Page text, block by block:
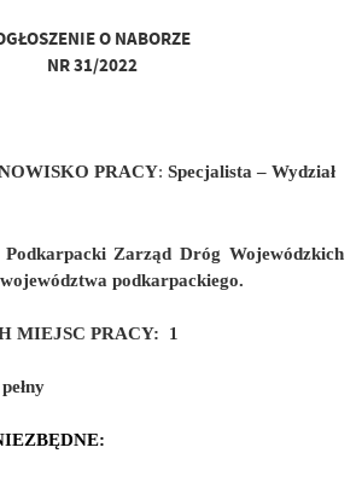
O NABORZE
NR 31/2022
PRACY: Specjalista – Wydział
Podkarpacki Zarząd Dróg Wojewódzkich
podkarpackiego.
MIEJSC PRACY: 1
pełny